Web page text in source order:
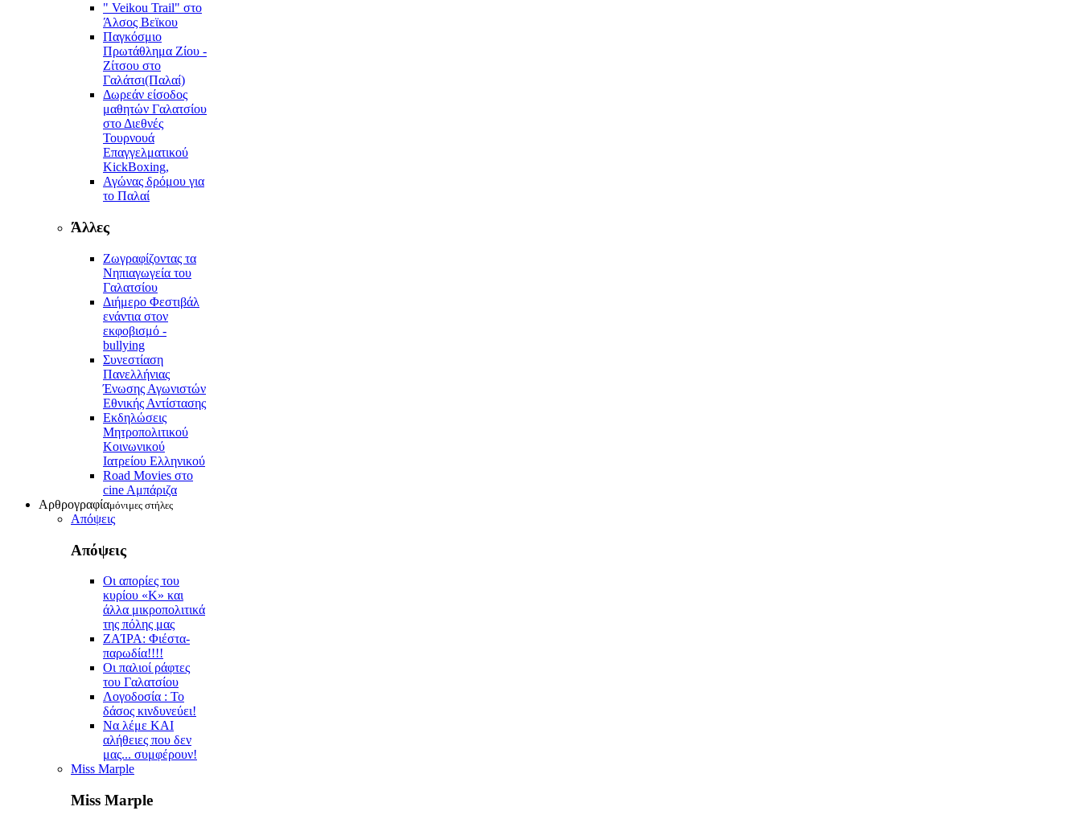
" Veikou Trail" στο
Άλσος Βεϊκου
Παγκόσμιο
Πρωτάθλημα Ζίου -
Ζίτσου στο
Γαλάτσι(Παλαί)
Δωρεάν είσοδος
μαθητών Γαλατσίου
στο Διεθνές
Τουρνουά
Επαγγελματικού
KickBoxing,
Αγώνας δρόμου για
το Παλαί
Άλλες
Ζωγραφίζοντας τα
Νηπιαγωγεία του
Γαλατσίου
Διήμερο Φεστιβάλ
ενάντια στον
εκφοβισμό -
bullying
Συνεστίαση
Πανελλήνιας
Ένωσης Αγωνιστών
Εθνικής Αντίστασης
Εκδηλώσεις
Μητροπολιτικού
Κοινωνικού
Ιατρείου Ελληνικού
Road Movies στο
cine Aμπάριζα
Αρθρογραφίαμόνιμες στήλες
Απόψεις
Απόψεις
Οι απορίες του
κυρίου «Κ» και
άλλα μικροπολιτικά
της πόλης μας
ZAΊΡΑ: Φιέστα-
παρωδία!!!!
Οι παλιοί ράφτες
του Γαλατσίου
Λογοδοσία : Το
δάσος κινδυνεύει!
Να λέμε ΚΑΙ
αλήθειες που δεν
μας... συμφέρουν!
Miss Marple
Miss Marple